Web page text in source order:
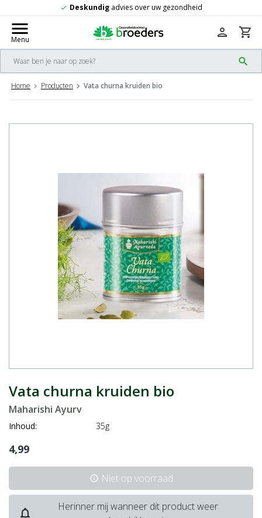
check Deskundigadvies over uw gezondheid
menu
Menu
search
person shopping_cart
Home Producten Vata churna kruiden bio
Vata churna kruiden bio
Maharishi Ayurv
Inhoud: 35g
4,99
info Niet op voorraad
notifications_none
Herinner mij wanneer dit product weer